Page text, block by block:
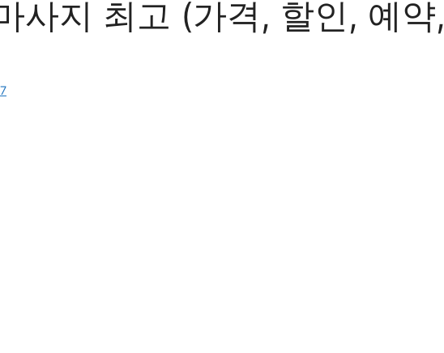
사지 최고 (가격, 할인, 예약,